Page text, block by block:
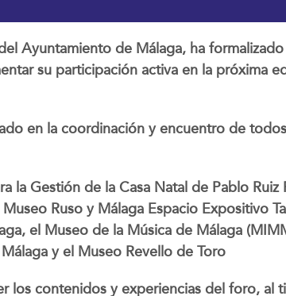
Ayuntamiento de Málaga, ha
su participación activa en la próxima
en la coordinación y encuentro de
la Gestión de la Casa Natal de Pablo
Ruso y Málaga Espacio Expositivo
el Museo de la Música de Málaga
y el Museo Revello de Toro
los contenidos y experiencias del foro,